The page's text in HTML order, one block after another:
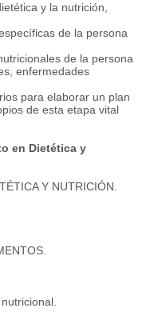
y la nutrición,
de la persona
de la persona
enfermedades
para elaborar un plan
de esta etapa vital
en Dietética y
Y NUTRICIÓN.